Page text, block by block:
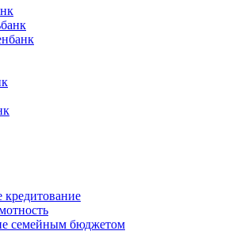
кредитование
семейным бюджетом